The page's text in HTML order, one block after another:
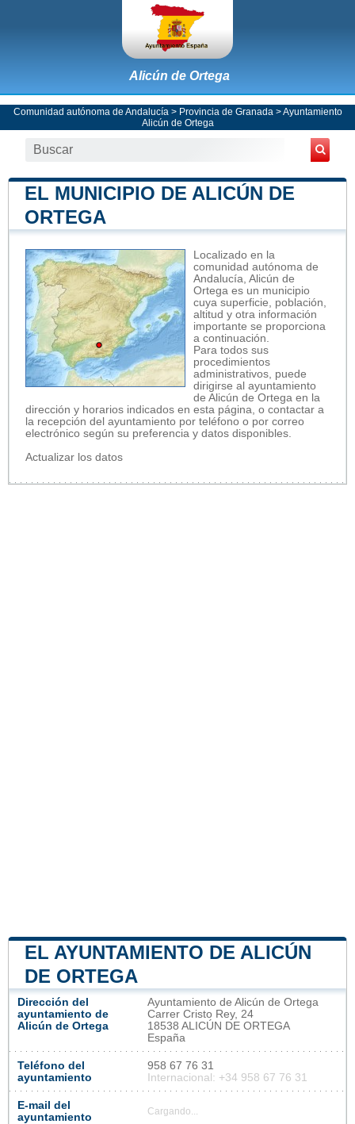
Alicún de Ortega
Comunidad autónoma de Andalucía > Provincia de Granada >Ayuntamiento
Alicún de Ortega
EL MUNICIPIO DE ALICÚN DE
ORTEGA
Localizado en la
comunidad autónoma de
Andalucía, Alicún de
Ortega es un municipio
cuya superficie, población,
altitud y otra información
importante se proporciona
a continuación.
Para todos sus
procedimientos
administrativos, puede
dirigirse al ayuntamiento
de Alicún de Ortega en la
dirección y horarios indicados en esta página, o contactar a
la recepción del ayuntamiento por teléfono o por correo
electrónico según su preferencia y datos disponibles.
Actualizar los datos
EL AYUNTAMIENTO DE ALICÚN
DE ORTEGA
Dirección del
ayuntamiento de
Alicún de Ortega
Ayuntamiento de Alicún de Ortega
Carrer Cristo Rey, 24
18538 ALICÚN DE ORTEGA
España
Teléfono del
ayuntamiento
958 67 76 31
Internacional: +34 958 67 76 31
E-mail del
ayuntamiento
Cargando...